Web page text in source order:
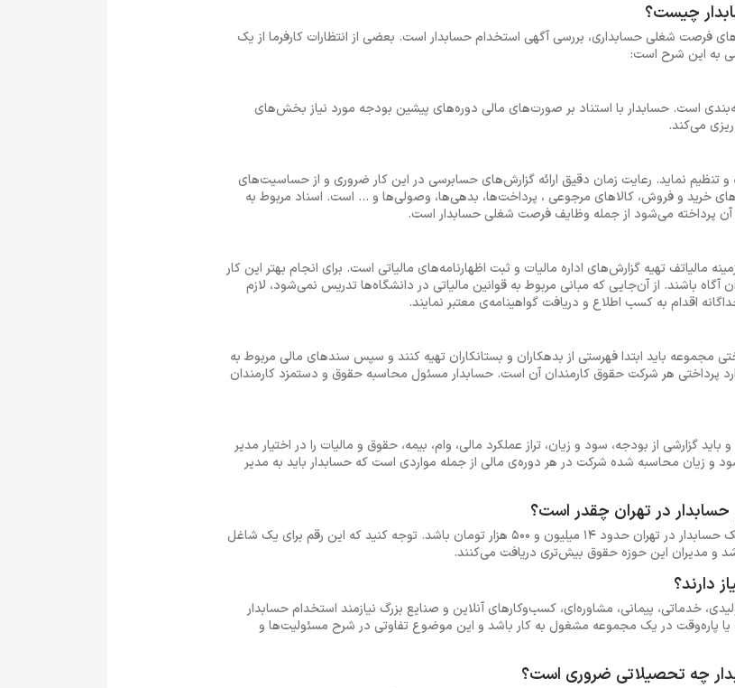
چیست؟
فرصت شغلی حسابداری، بررسی آگهی‌ استخدام حسابدار است. بعضی از انتظارات کارفرما از یک
به این شرح است:
است. حسابدار با استناد بر صورت‌های مالی دوره‌های پیشین بودجه مورد نیاز بخش‌های
می‌کند.
تنظیم نماید. رعایت زمان دقیق ارائه گزارش‌های حسابرسی در این کار ضروری و از حساسیت‌های
خرید و فروش، کالاهای مرجوعی ، پرداخت‌ها، بدهی‌ها، وصولی‌ها و ... است. اسناد مربوط به
آن پرداخته می‌شود از جمله وظایف فرصت شغلی حسابدار است.
مالیاتف تهیه گزارش‌های اداره مالیات و ثبت اظهارنامه‌های مالیاتی است. برای انجام بهتر این کار
آگاه باشند. از آن‌جایی که مبانی مربوط به قوانین مالیاتی در دانشگاه‌ها تدریس نمی‌شود، لازم
اقدام به کسب اطلاع و دریافت گواهینامه‌ی معتبر نمایند.
مجموعه باید ابتدا فهرستی از بدهکاران و بستانکاران تهیه کنند و سپس سندهای مالی مربوط به
پرداختی هر شرکت حقوق کارمندان آن است. حسابدار مسئول محاسبه حقوق و دستمزد کارمندان
گزارشی از بودجه، سود و زیان، تراز عملکرد مالی، وام، بیمه، حقوق و مالیات را در اختیار مدیر
و زیان محاسبه شده شرکت در هر دوره‌ی مالی از جمله مواردی است که حسابدار باید به مدیر
در تهران چقدر است؟
بر اساس آمار ایران تلنت، حداقل حقوق دریافتی یک حسابدار در تهران حدود 14 میلیون و 500 هزار تومان باشد. توجه کنید که این رقم برای یک شاغل
مدیران این حوزه حقوق بیش‌تری دریافت می‌کنند.
دارند؟
خدماتی، پیمانی، مشاوره‌ای، کسب‌وکارهای آنلاین و صنایع بزرگ نیازمند استخدام حسابدار
پاره‌وقت در یک مجموعه مشغول به کار باشد و این موضوع تفاوتی در شرح مسئولیت‌ها و
چه تحصیلاتی ضروری است؟